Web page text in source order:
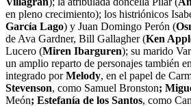
en pleno crecimiento); los histriónicos
García Lago) y Juan Domingo Perón (
de Ava Gardner, Bill Gallagher (Ken
Lucero (Miren Ibarguren); su marido
un amplio reparto de personajes también
integrado porMelody, en el papel de
Stevenson, como Samuel Bronston;
Meón; Estefanía de los Santos, como